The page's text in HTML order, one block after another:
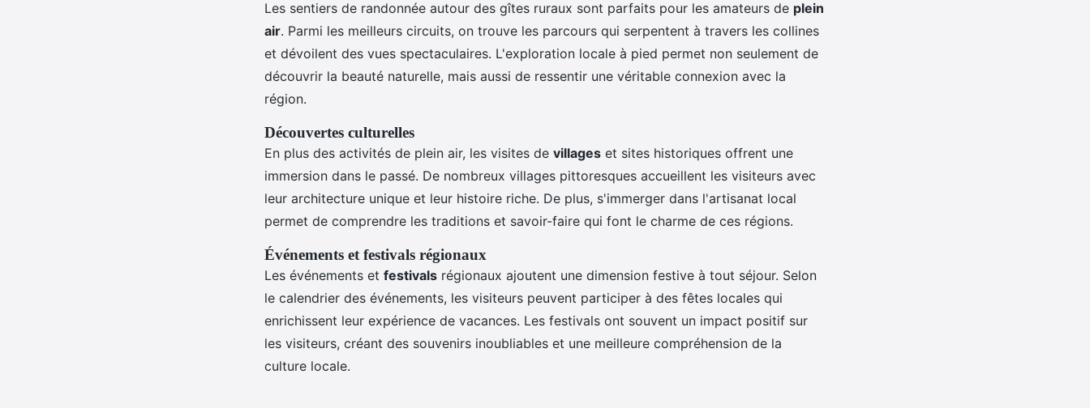
Les sentiers de randonnée autour des gîtes ruraux sont parfaits pour les amateurs de plein
air. Parmi les meilleurs circuits, on trouve les parcours qui serpentent à travers les collines
et dévoilent des vues spectaculaires. L'exploration locale à pied permet non seulement de
découvrir la beauté naturelle, mais aussi de ressentir une véritable connexion avec la
région.
Découvertes culturelles
En plus des activités de plein air, les visites de villages et sites historiques offrent une
immersion dans le passé. De nombreux villages pittoresques accueillent les visiteurs avec
leur architecture unique et leur histoire riche. De plus, s'immerger dans l'artisanat local
permet de comprendre les traditions et savoir-faire qui font le charme de ces régions.
Événements et festivals régionaux
Les événements et festivals régionaux ajoutent une dimension festive à tout séjour. Selon
le calendrier des événements, les visiteurs peuvent participer à des fêtes locales qui
enrichissent leur expérience de vacances. Les festivals ont souvent un impact positif sur
les visiteurs, créant des souvenirs inoubliables et une meilleure compréhension de la
culture locale.